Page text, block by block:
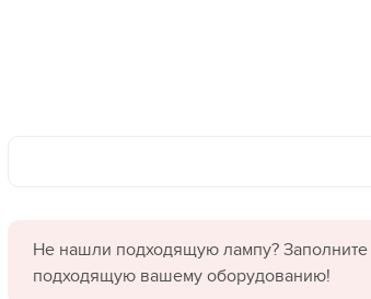
Не нашли подходящую лампу?
подходящую вашему оборудованию!